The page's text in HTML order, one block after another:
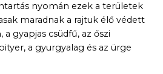
nyomán ezek a területek
maradnak a rajtuk élő védett
gyapjas csüdfű, az őszi
a gyurgyalag és az ürge